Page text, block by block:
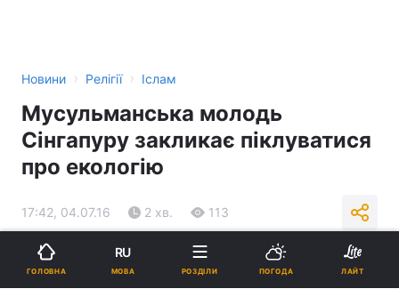
Новини › Релігії › Іслам
Мусульманська молодь
Сінгапуру закликає піклуватися
про екологію
17:42, 04.07.16 2 хв. 113
Підпишіться на нас в Google
ГОЛОВНА
RU
МОВА РОЗДІЛИ ПОГОДА ЛАЙТ